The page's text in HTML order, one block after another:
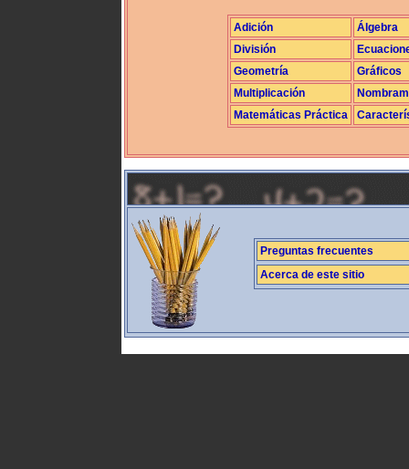
Adición
Álgebra
División
Geometría
Gráficos
Multiplicación
Matemáticas Práctica
Preguntas frecuentes
Acerca de este sitio